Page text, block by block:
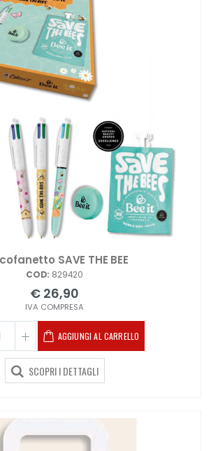
SAVE THE BEE
COD: 829420
€ 26,90
IVA COMPRESA
AGGIUNGI AL CARRELLO
SCOPRI I DETTAGLI